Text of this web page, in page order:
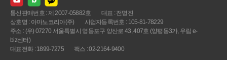
통신판매번호 : 제 2007-05882호
대표 : 전명진
상호명 : 아마노코리아(주)
사업자등록번호 : 105-81-78229
주소 : (우) 07270 서울특별시 영등포구 양산로 43, 407호 (양평동3가, 우림 e-
biz센터)
대표전화 : 1899-7275
팩스 : 02-2164-9400